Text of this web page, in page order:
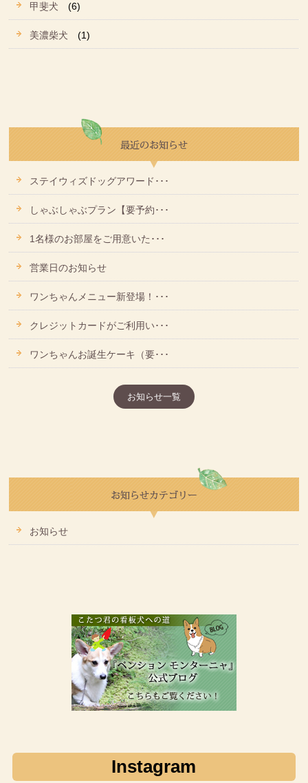
甲斐犬 (6)
美濃柴犬 (1)
ステイウィズドッグアワード･･･
しゃぶしゃぶプラン【要予約･･･
1名様のお部屋をご用意いた･･･
営業日のお知らせ
ワンちゃんメニュー新登場！･･･
クレジットカードがご利用い･･･
ワンちゃんお誕生ケーキ（要･･･
お知らせ一覧
お知らせ
Instagram